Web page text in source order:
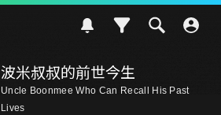
波米叔叔的前世今生
Uncle Boonmee Who Can Recall His Past
Lives